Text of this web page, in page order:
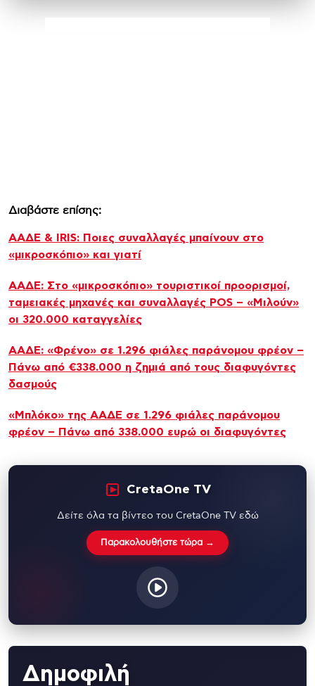
Διαβάστε επίσης:
ΑΑΔΕ & IRIS: Ποιες συναλλαγές μπαίνουν στο
«μικροσκόπιο» και γιατί
ΑΑΔΕ: Στο «μικροσκόπιο» τουριστικοί προορισμοί,
ταμειακές μηχανές και συναλλαγές POS – «Μιλούν»
οι 320.000 καταγγελίες
ΑΑΔΕ: «Φρένο» σε 1.296 φιάλες παράνομου φρέον –
Πάνω από €338.000 η ζημιά από τους διαφυγόντες
δασμούς
«Μπλόκο» της ΑΑΔΕ σε 1.296 φιάλες παράνομου
φρέον – Πάνω από 338.000 ευρώ οι διαφυγόντες
CretaOne TV
Δείτε όλα τα βίντεο του CretaOne TV εδώ
Παρακολουθήστε τώρα →
Δημοφιλή